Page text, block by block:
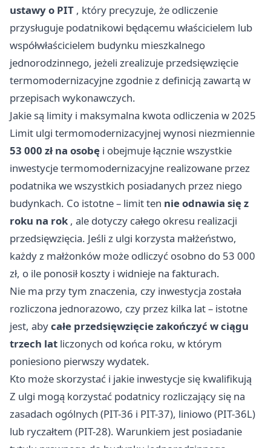
ustawy o PIT , który precyzuje, że odliczenie
przysługuje podatnikowi będącemu właścicielem lub
współwłaścicielem budynku mieszkalnego
jednorodzinnego, jeżeli zrealizuje przedsięwzięcie
termomodernizacyjne zgodnie z definicją zawartą w
przepisach wykonawczych.
Jakie są limity i maksymalna kwota odliczenia w 2025
Limit ulgi termomodernizacyjnej wynosi niezmiennie
53 000 zł na osobę i obejmuje łącznie wszystkie
inwestycje termomodernizacyjne realizowane przez
podatnika we wszystkich posiadanych przez niego
budynkach. Co istotne – limit ten nie odnawia się z
roku na rok , ale dotyczy całego okresu realizacji
przedsięwzięcia. Jeśli z ulgi korzysta małżeństwo,
każdy z małżonków może odliczyć osobno do 53 000
zł, o ile ponosił koszty i widnieje na fakturach.
Nie ma przy tym znaczenia, czy inwestycja została
rozliczona jednorazowo, czy przez kilka lat – istotne
jest, abycałe przedsięwzięcie zakończyć w ciągu
trzech lat liczonych od końca roku, w którym
poniesiono pierwszy wydatek.
Kto może skorzystać i jakie inwestycje się kwalifikują
Z ulgi mogą korzystać podatnicy rozliczający się na
zasadach ogólnych (PIT-36 i PIT-37), liniowo (PIT-36L)
lub ryczałtem (PIT-28). Warunkiem jest posiadanie